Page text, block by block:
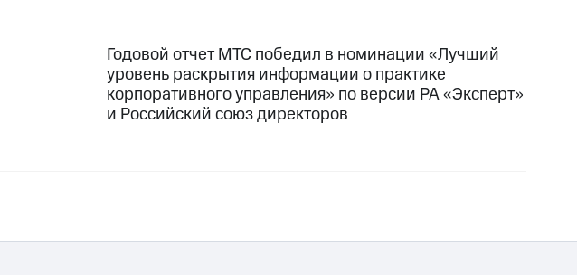
Годовой отчет МТС победил в номинации «Лучший
уровень раскрытия информации о практике
корпоративного управления» по версии РА «Эксперт»
и Российский союз директоров